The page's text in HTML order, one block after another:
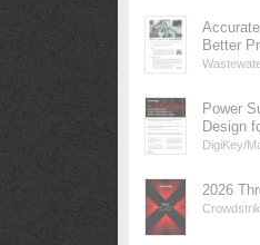
Better
Power
Design
DigiKey/
2026